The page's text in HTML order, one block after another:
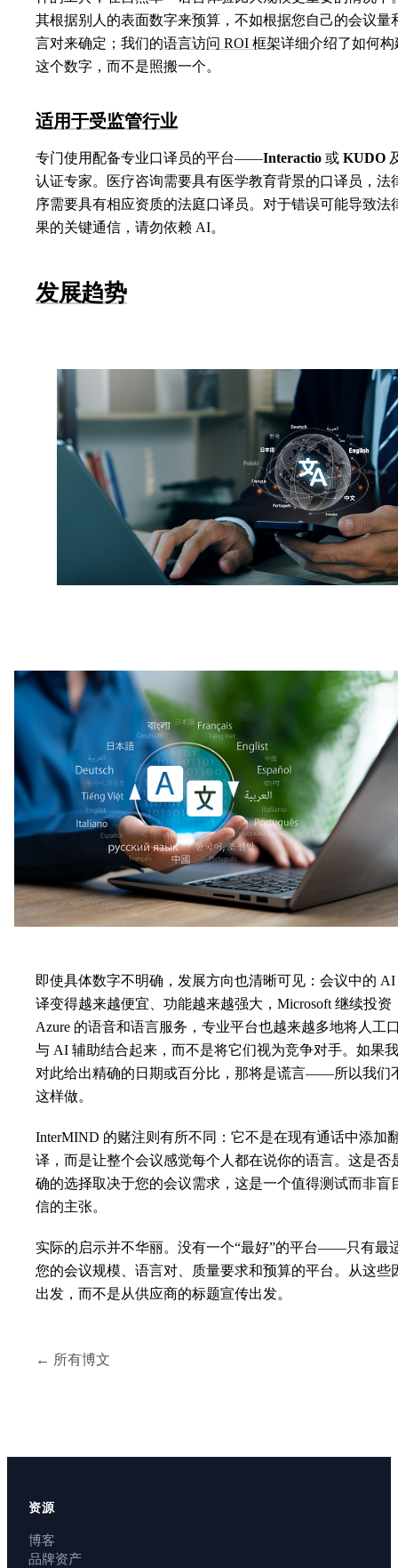
其根据别人的表面数字来预算，不如根据您自己的会议量
言对来确定；我们的语言访问 ROI 框架详细介绍了如何构
这个数字，而不是照搬一个。
适用于受监管行业
专门使用配备专业口译员的平台——Interactio 或 KUDO
认证专家。医疗咨询需要具有医学教育背景的口译员，法
序需要具有相应资质的法庭口译员。对于错误可能导致法
果的关键通信，请勿依赖 AI。
发展趋势
即使具体数字不明确，发展方向也清晰可见：会议中的 AI
译变得越来越便宜、功能越来越强大，Microsoft 继续投资
Azure 的语音和语言服务，专业平台也越来越多地将人工
与 AI 辅助结合起来，而不是将它们视为竞争对手。如果
对此给出精确的日期或百分比，那将是谎言——所以我们
这样做。
InterMIND 的赌注则有所不同：它不是在现有通话中添加
译，而是让整个会议感觉每个人都在说你的语言。这是否
确的选择取决于您的会议需求，这是一个值得测试而非盲
信的主张。
实际的启示并不华丽。没有一个“最好”的平台——只有最
您的会议规模、语言对、质量要求和预算的平台。从这些
出发，而不是从供应商的标题宣传出发。
← 所有博文
资源
博客
品牌资产